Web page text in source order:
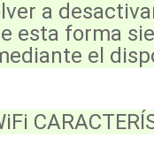
a
esta forma
el